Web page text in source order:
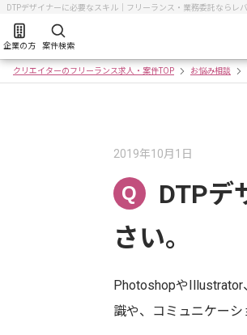
DTPデザイナーに必要なスキル｜フリーランス・業務委託ならレ
企業の方 案件検索
クリエイターのフリーランス求人・案件TOP お悩み相談
2019年10月1日
Q
DTPデ
さい。
Photoshopや
識や、コミュニケー